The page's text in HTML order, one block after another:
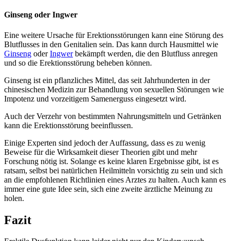
Ginseng oder Ingwer
Eine weitere Ursache für Erektionsstörungen kann eine Störung des
Blutflusses in den Genitalien sein. Das kann durch Hausmittel wie
Ginseng oderIngwerbekämpft werden, die den Blutfluss anregen
und so die Erektionsstörung beheben können.
Ginseng ist ein pflanzliches Mittel, das seit Jahrhunderten in der
chinesischen Medizin zur Behandlung von sexuellen Störungen wie
Impotenz und vorzeitigem Samenerguss eingesetzt wird.
Auch der Verzehr von bestimmten Nahrungsmitteln und Getränken
kann die Erektionsstörung beeinflussen.
Einige Experten sind jedoch der Auffassung, dass es zu wenig
Beweise für die Wirksamkeit dieser Theorien gibt und mehr
Forschung nötig ist. Solange es keine klaren Ergebnisse gibt, ist es
ratsam, selbst bei natürlichen Heilmitteln vorsichtig zu sein und sich
an die empfohlenen Richtlinien eines Arztes zu halten. Auch kann es
immer eine gute Idee sein, sich eine zweite ärztliche Meinung zu
holen.
Fazit